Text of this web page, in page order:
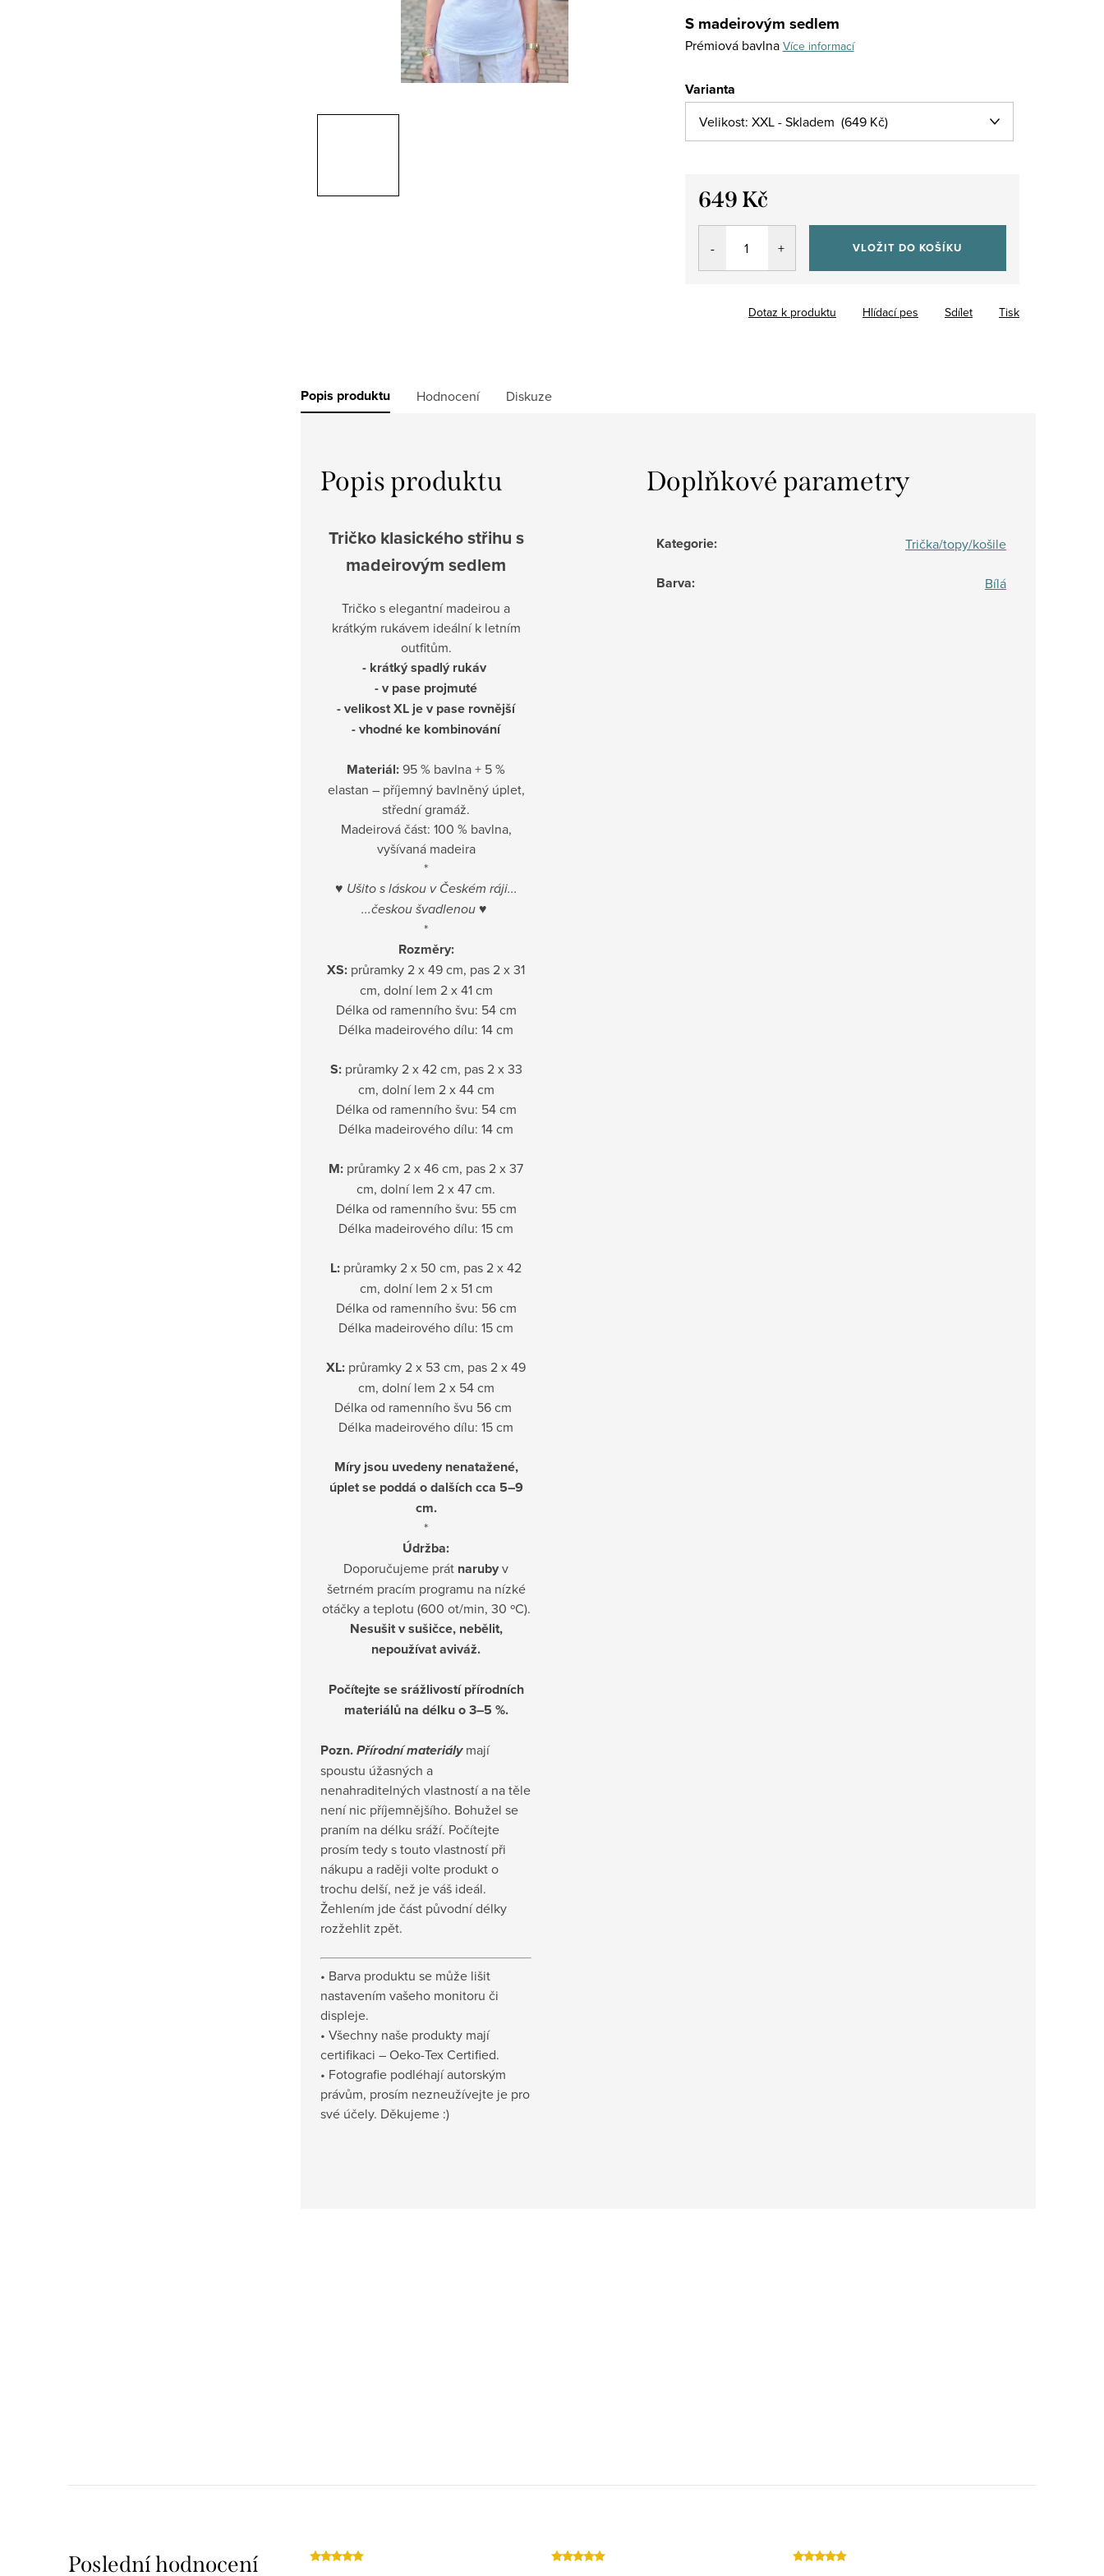
S madeirovým sedlem
Prémiová bavlna Více informací
Varianta
649 Kč
Měrná
VLOŽIT DO KOŠÍKU
Tisk
Dotaz k produktu Hlídací pes Sdílet
Popis produktu Hodnocení Diskuze
Popis produktu
Tričko klasického střihu s
madeirovým sedlem
Tričko s elegantní madeirou a
krátkým rukávem ideální k letním
outfitům.
- krátký spadlý rukáv
- v pase projmuté
- velikost XL je v pase rovnější
- vhodné ke kombinování
Materiál:95 % bavlna + 5 %
elastan – příjemný bavlněný úplet,
střední gramáž.
Madeirová část: 100 % bavlna,
vyšívaná madeira
*
♥ Ušito s láskou v Českém ráji...
...českou švadlenou ♥
*
Rozměry:
XS: průramky 2 x 49 cm, pas 2 x 31
cm, dolní lem 2 x 41 cm
Délka od ramenního švu: 54 cm
Délka madeirového dílu: 14 cm
S: průramky 2 x 42 cm, pas 2 x 33
cm, dolní lem 2 x 44 cm
Délka od ramenního švu: 54 cm
Délka madeirového dílu: 14 cm
M: průramky 2 x 46 cm, pas 2 x 37
cm, dolní lem 2 x 47 cm.
Délka od ramenního švu: 55 cm
Délka madeirového dílu: 15 cm
L: průramky 2 x 50 cm, pas 2 x 42
cm, dolní lem 2 x 51 cm
Délka od ramenního švu: 56 cm
Délka madeirového dílu: 15 cm
XL: průramky 2 x 53 cm, pas 2 x 49
cm, dolní lem 2 x 54 cm
Délka od ramenního švu 56 cm
Délka madeirového dílu: 15 cm
Míry jsou uvedeny nenatažené,
úplet se poddá o dalších cca 5–9
cm.
*
Údržba:
Doporučujeme prát narubyv
šetrném pracím programu na nízké
otáčky a teplotu (600 ot/min, 30 ºC).
Nesušit v sušičce, nebělit,
nepoužívat aviváž.
Počítejte se srážlivostí přírodních
materiálů na délku o 3–5 %.
Pozn.Přírodní materiálymají
spoustu úžasných a
nenahraditelných vlastností a na těle
není nic příjemnějšího. Bohužel se
praním na délku sráží. Počítejte
prosím tedy s touto vlastností při
nákupu a raději volte produkt o
trochu delší, než je váš ideál.
Žehlením jde část původní délky
rozžehlit zpět.
• Barva produktu se může lišit
nastavením vašeho monitoru či
displeje.
• Všechny naše produkty mají
certifikaci – Oeko-Tex Certified.
• Fotografie podléhají autorským
právům, prosím nezneužívejte je pro
své účely. Děkujeme :)
Doplňkové parametry
Kategorie: Trička/topy/košile
Barva: Bílá
Poslední hodnocení